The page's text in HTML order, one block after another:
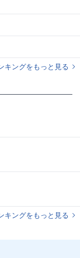
キングをもっと見る
キングをもっと見る